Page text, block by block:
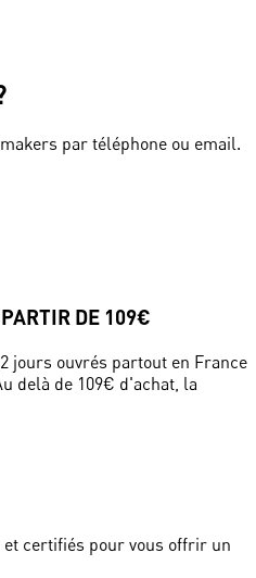
par téléphone ou email.
DE 109€
jours ouvrés partout en France
delà de 109€ d'achat, la
certifiés pour vous offrir un